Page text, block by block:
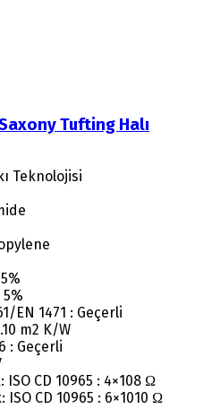
Tufting Halı
Teknolojisi
EN 1471 : Geçerli
m2 K/W
: Geçerli
CD 10965 : 4×108 Ω
CD 10965 : 6×1010 Ω